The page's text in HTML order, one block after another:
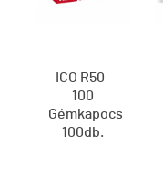
ICO R50-
100
Gémkapocs
100db.